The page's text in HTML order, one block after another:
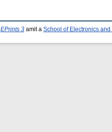
EPrints 3 amit a School of Electronics